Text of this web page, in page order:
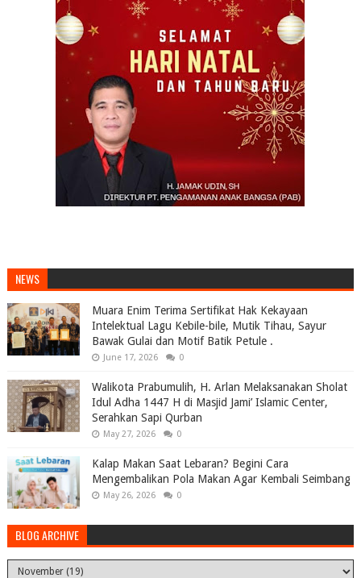
NEWS
Muara Enim Terima Sertifikat Hak Kekayaan
Intelektual Lagu Kebile-bile, Mutik Tihau, Sayur
Bawak Gulai dan Motif Batik Petule .
June 17, 2026 0
Walikota Prabumulih, H. Arlan Melaksanakan Sholat
Idul Adha 1447 H di Masjid Jami’ Islamic Center,
Serahkan Sapi Qurban
May 27, 2026 0
Kalap Makan Saat Lebaran? Begini Cara
Mengembalikan Pola Makan Agar Kembali Seimbang
May 26, 2026 0
BLOG ARCHIVE